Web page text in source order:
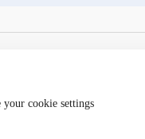
cookie settings